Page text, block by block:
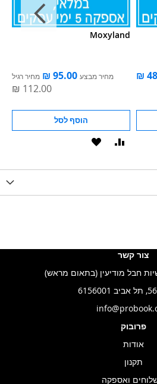
Moxyland
מחיר מבצע מחיר רגיל
הוסף לסל
הוסף
צור קשר
פרובוק
אודות
תקנון
ואספקה